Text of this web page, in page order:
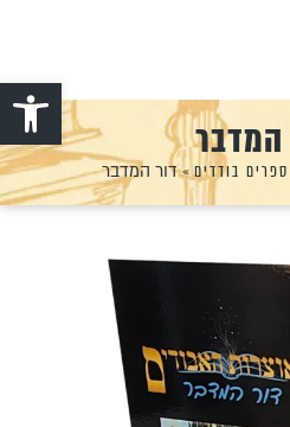
פתח סרגל
המדבר
ספרים בודדים»דור המדבר